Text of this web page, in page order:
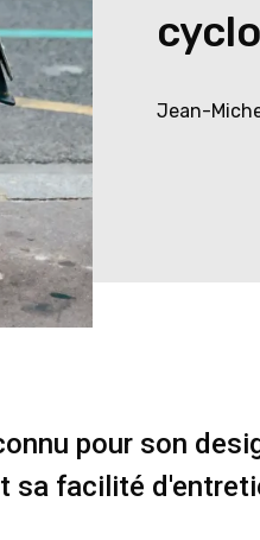
Jean-
pour son
sa facilité